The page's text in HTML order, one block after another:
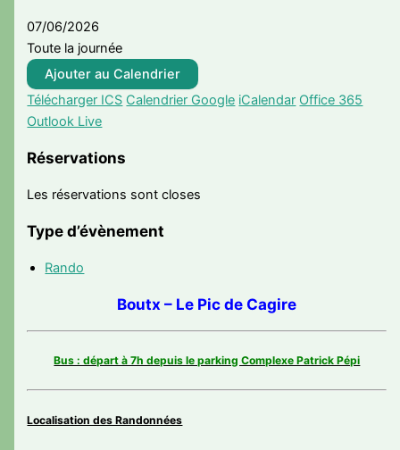
07/06/2026
Toute la journée
Ajouter au Calendrier
Télécharger ICS Calendrier Google iCalendar Office 365
Outlook Live
Réservations
Les réservations sont closes
Type d’évènement
Rando
Boutx – Le Pic de Cagire
Bus : départ à 7h depuis le parking Complexe Patrick Pépi
Localisation des Randonnées